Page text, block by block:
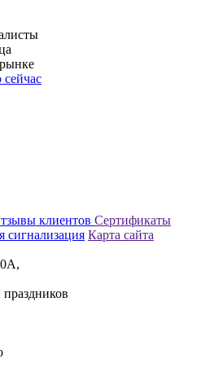
сейчас
клиентов Сертификаты
сигнализация Карта сайта